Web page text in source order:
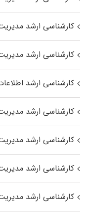
کارشناسی ارشد
کارشناسی ارشد
کارشناسی ارشد
کارشناسی ارشد
کارشناسی ارشد
کارشناسی ارشد
کارشناسی ارشد